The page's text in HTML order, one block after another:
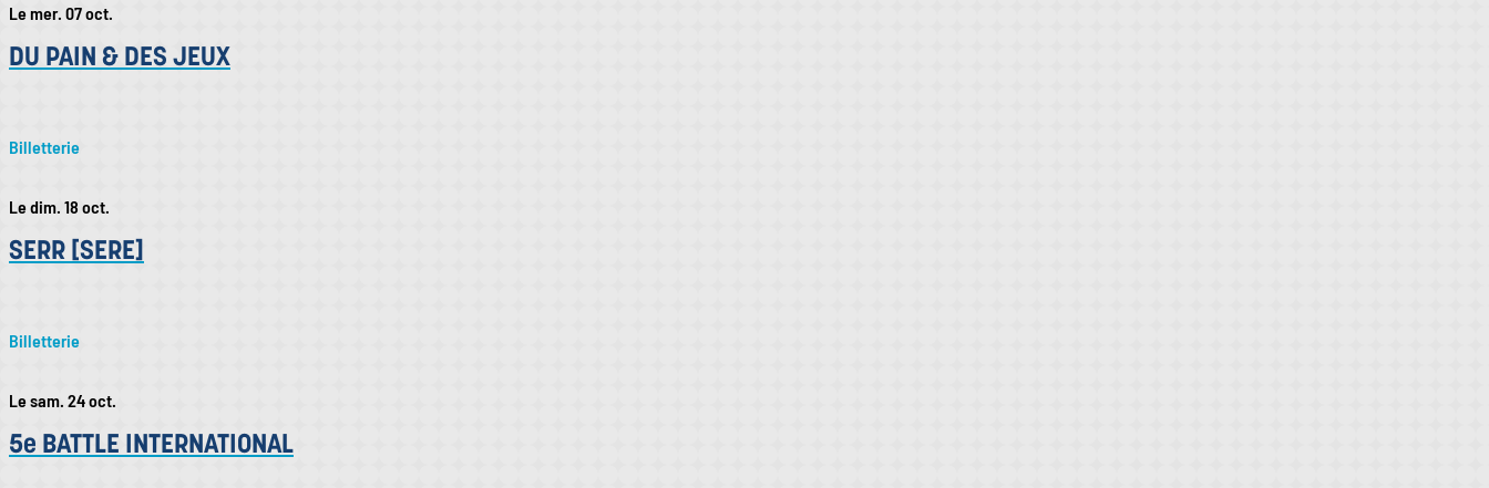
Le mer. 07 oct.
DU PAIN & DES JEUX
Billetterie
Le dim. 18 oct.
SERR [SERE]
Billetterie
Le sam. 24 oct.
5e BATTLE INTERNATIONAL